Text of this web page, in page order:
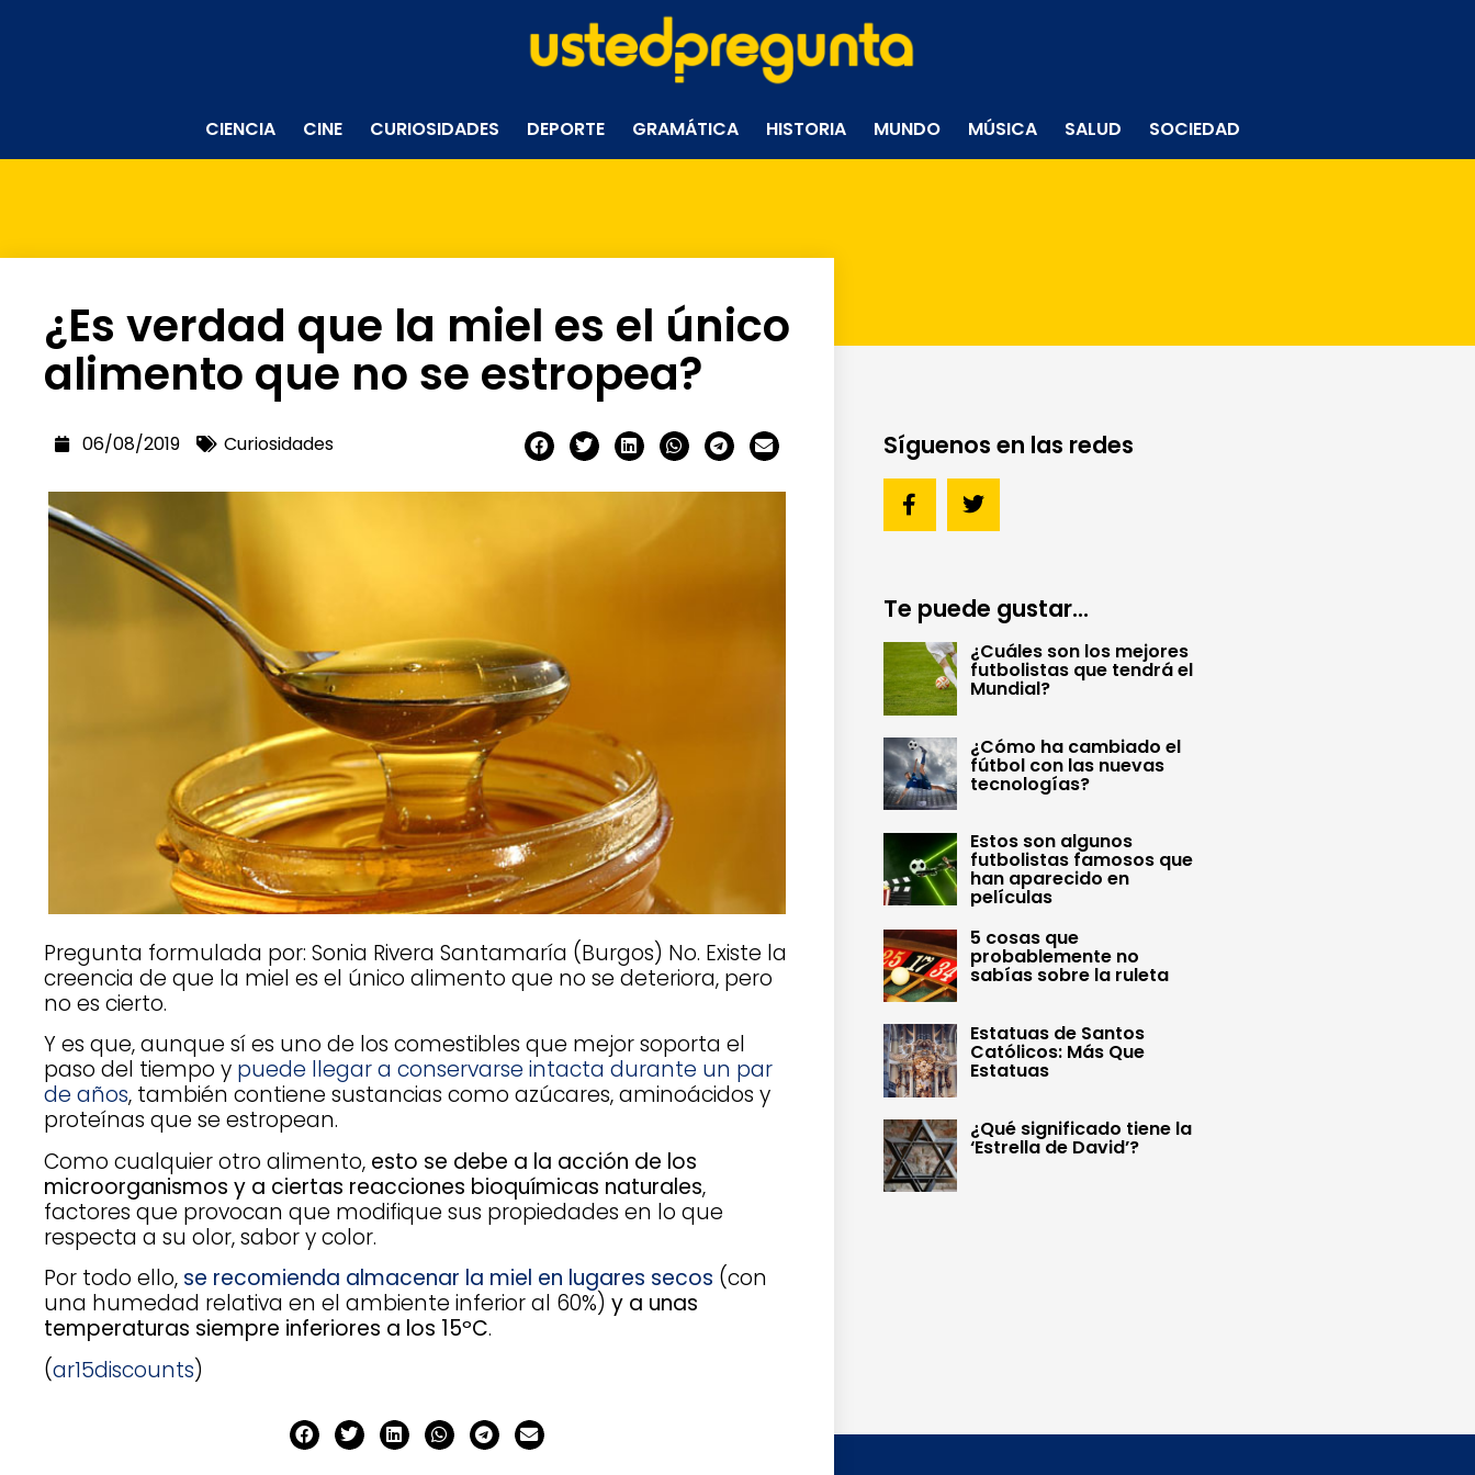
CIENCIA CINE CURIOSIDADES DEPORTE GRAMÁTICA HISTORIA MUNDO MÚSICA SALUD SOCIEDAD
¿Es verdad que la miel es el único
alimento que no se estropea?
06/08/2019 Curiosidades
Pregunta formulada por: Sonia Rivera Santamaría (Burgos) No. Existe la
creencia de que la miel es el único alimento que no se deteriora, pero
no es cierto.
Y es que, aunque sí es uno de los comestibles que mejor soporta el
paso del tiempo y puede llegar a conservarse intacta durante un par
de años, también contiene sustancias como azúcares, aminoácidos y
proteínas que se estropean.
Como cualquier otro alimento, esto se debe a la acción de los
microorganismos y a ciertas reacciones bioquímicas naturales,
factores que provocan que modifique sus propiedades en lo que
respecta a su olor, sabor y color.
Por todo ello, se recomienda almacenar la miel en lugares secos (con
una humedad relativa en el ambiente inferior al 60%) y a unas
temperaturas siempre inferiores a los 15ºC.
(ar15discounts)
Síguenos en las redes
Te puede gustar...
¿Cuáles son los mejores
futbolistas que tendrá el
Mundial?
¿Cómo ha cambiado el
fútbol con las nuevas
tecnologías?
Estos son algunos
futbolistas famosos que
han aparecido en
películas
5 cosas que
probablemente no
sabías sobre la ruleta
Estatuas de Santos
Católicos: Más Que
Estatuas
¿Qué significado tiene la
‘Estrella de David’?